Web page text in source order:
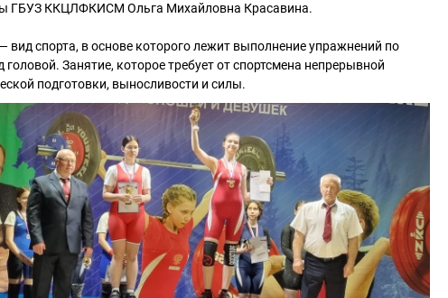
ГБУЗ ККЦЛФКИСМ Ольга Михайловна Красавина.
вид спорта, в основе которого лежит выполнение упражнений по
Занятие, которое требует от спортсмена непрерывной
подготовки, выносливости и силы.